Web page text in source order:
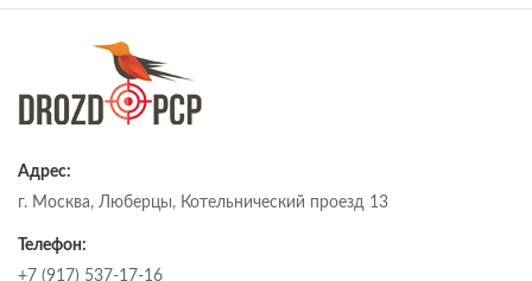
Адрес:
г. Москва, Люберцы, Котельнический проезд 13
Телефон:
+7 (917) 537-17-16